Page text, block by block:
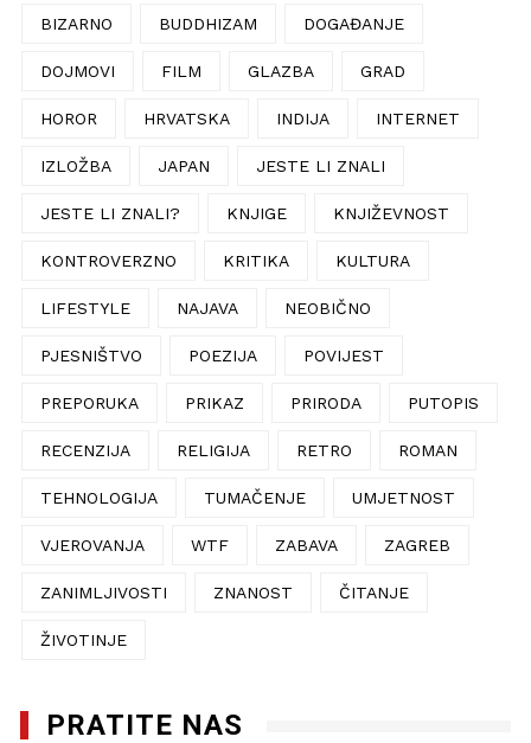
BIZARNO BUDDHIZAM DOGAĐANJE
DOJMOVI FILM GLAZBA GRAD
HOROR HRVATSKA INDIJA INTERNET
IZLOŽBA JAPAN JESTE LI ZNALI
JESTE LI ZNALI? KNJIGE KNJIŽEVNOST
KONTROVERZNO KRITIKA KULTURA
LIFESTYLE NAJAVA NEOBIČNO
PJESNIŠTVO POEZIJA POVIJEST
PREPORUKA PRIKAZ PRIRODA PUTOPIS
RECENZIJA RELIGIJA RETRO ROMAN
TEHNOLOGIJA TUMAČENJE UMJETNOST
VJEROVANJA WTF ZABAVA ZAGREB
ZANIMLJIVOSTI ZNANOST ČITANJE
ŽIVOTINJE
PRATITE NAS